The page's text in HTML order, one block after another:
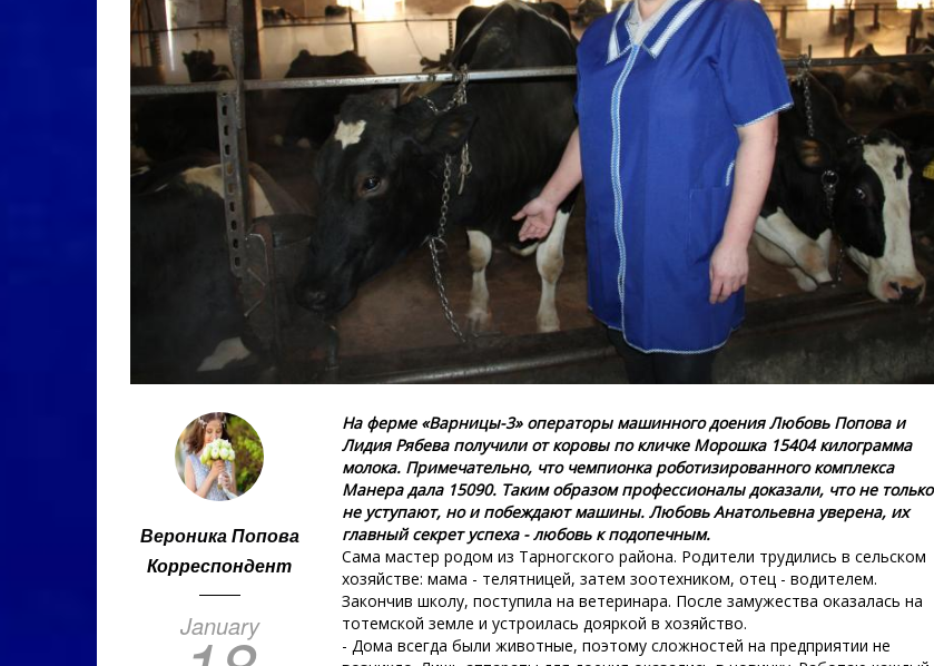
Вероника Попова
Корреспондент
January
На ферме «Варницы-3» операторы машинного доения Любовь Попова и
Лидия Рябева получили от коровы по кличке Морошка 15404 килограмма
молока. Примечательно, что чемпионка роботизированного комплекса
Манера дала 15090. Таким образом профессионалы доказали, что не только
не уступают, но и побеждают машины. Любовь Анатольевна уверена, их
главный секрет успеха - любовь к подопечным.
Сама мастер родом из Тарногского района. Родители трудились в сельском
хозяйстве: мама - телятницей, затем зоотехником, отец - водителем.
Закончив школу, поступила на ветеринара. После замужества оказалась на
тотемской земле и устроилась дояркой в хозяйство.
- Дома всегда были животные, поэтому сложностей на предприятии не